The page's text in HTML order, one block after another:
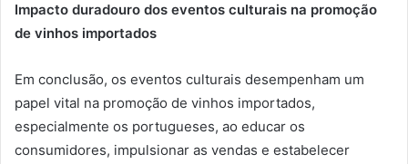
Impacto duradouro dos eventos culturais na promoção
de vinhos importados
Em conclusão, os eventos culturais desempenham um
papel vital na promoção de vinhos importados,
especialmente os portugueses, ao educar os
consumidores, impulsionar as vendas e estabelecer